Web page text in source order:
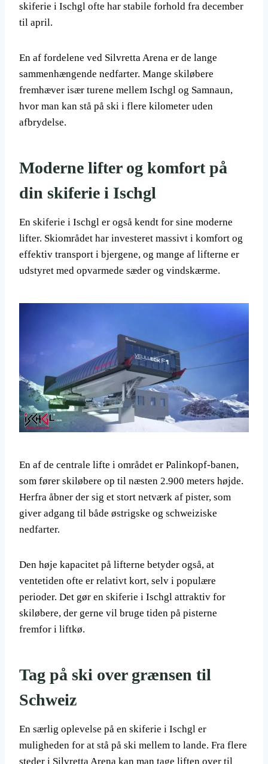
skiferie i Ischgl ofte har stabile forhold fra december
til april.
En af fordelene ved Silvretta Arena er de lange
sammenhængende nedfarter. Mange skiløbere
fremhæver især turene mellem Ischgl og Samnaun,
hvor man kan stå på ski i flere kilometer uden
afbrydelse.
Moderne lifter og komfort på
din skiferie i Ischgl
En skiferie i Ischgl er også kendt for sine moderne
lifter. Skiområdet har investeret massivt i komfort og
effektiv transport i bjergene, og mange af lifterne er
udstyret med opvarmede sæder og vindskærme.
En af de centrale lifte i området er Palinkopf-banen,
som fører skiløbere op til næsten 2.900 meters højde.
Herfra åbner der sig et stort netværk af pister, som
giver adgang til både østrigske og schweiziske
nedfarter.
Den høje kapacitet på lifterne betyder også, at
ventetiden ofte er relativt kort, selv i populære
perioder. Det gør en skiferie i Ischgl attraktiv for
skiløbere, der gerne vil bruge tiden på pisterne
fremfor i liftkø.
Tag på ski over grænsen til
Schweiz
En særlig oplevelse på en skiferie i Ischgl er
muligheden for at stå på ski mellem to lande. Fra flere
steder i Silvretta Arena kan man tage liften over til